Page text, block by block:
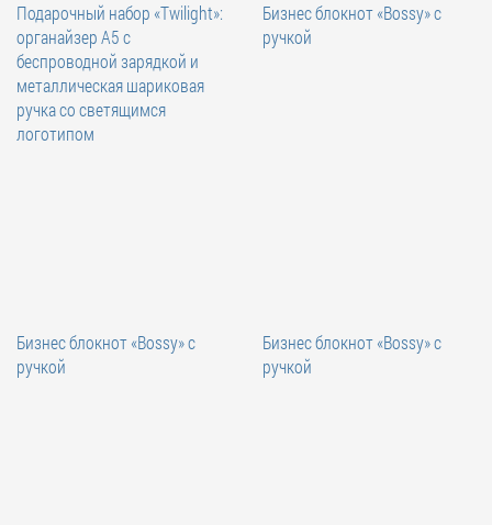
Подарочный набор «Twilight»:
органайзер А5 с
беспроводной зарядкой и
металлическая шариковая
ручка со светящимся
логотипом
Бизнес блокнот «Bossy» с
ручкой
Бизнес блокнот «Bossy» с
ручкой
Бизнес блокнот «Bossy» с
ручкой